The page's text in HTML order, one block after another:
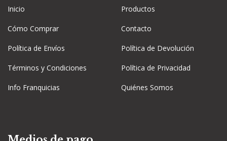
Inicio Productos
Cómo Comprar Contacto
Política de Envíos Política de Devolución
Términos y Condiciones Política de Privacidad
Info Franquicias Quiénes Somos